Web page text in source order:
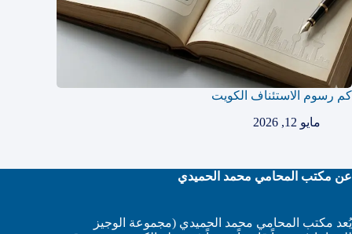
كم رسوم الاستئناف الكويت
مايو 12, 2026
عن مكتب المحامي محمد الحميدي
يُعد مكتب المحامي محمد الحميدي (مجموعة الوجيز